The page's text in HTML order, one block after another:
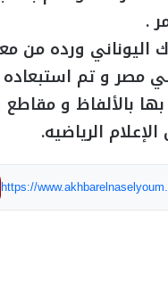
.
اليوناني ورده
مصر و تم
بالألفاظ و مقاطع
الرياضيه.
https://